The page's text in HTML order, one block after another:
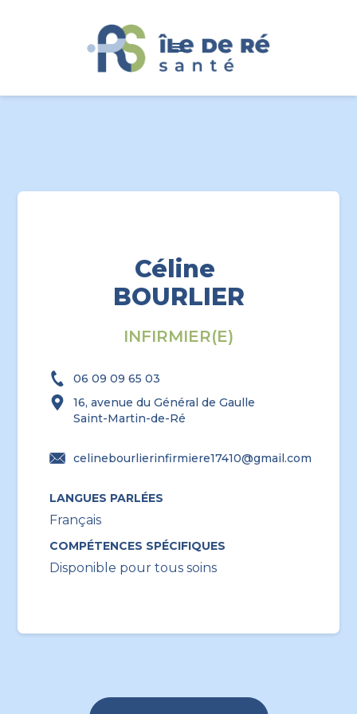
Céline
BOURLIER
INFIRMIER(E)
06 09 09 65 03
16, avenue du Général de Gaulle
Saint-Martin-de-Ré
celinebourlierinfirmiere17410@gmail.com
LANGUES PARLÉES
Français
COMPÉTENCES SPÉCIFIQUES
Disponible pour tous soins